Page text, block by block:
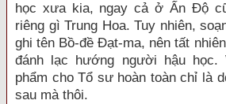
học xưa kia, ngay cả ở Ấn Độ
riêng gì Trung Hoa. Tuy nhiên,
ghi tên Bồ-đề Đạt-ma, nên tất
đánh lạc hướng người hậu học.
phẩm cho Tổ sư hoàn toàn chỉ là
sau mà thôi.